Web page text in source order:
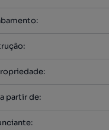
:
:
:
partir de:
: